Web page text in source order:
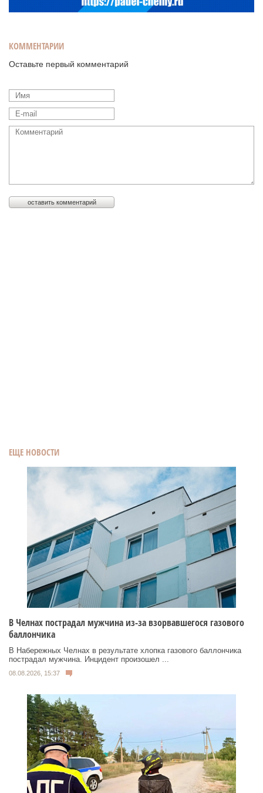
ЕЩЕ НОВОСТИ
В Челнах пострадал мужчина из-за взорвавшегося газового
баллончика
В Набережных Челнах в результате хлопка газового баллончика
пострадал мужчина. Инцидент произошел ...
08.08.2026, 15:37
КОММЕНТАРИИ
Оставьте первый комментарий